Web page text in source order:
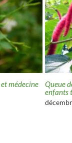
Basilic, une
décembre